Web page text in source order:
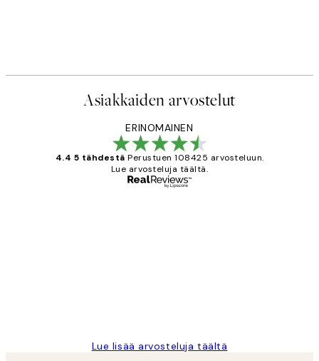
Asiakkaiden arvostelut
ERINOMAINEN
4.4 5 tähdestä Perustuen 108425 arvosteluun.
Lue arvosteluja täältä.
Lue lisää arvosteluja täältä